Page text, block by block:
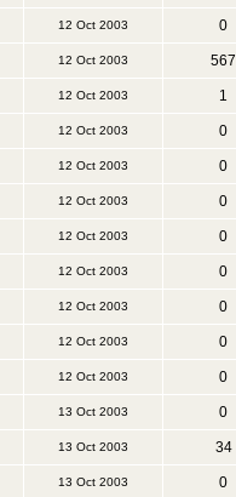
12 Oct 2003 0
12 Oct 2003 567
12 Oct 2003 1
12 Oct 2003 0
12 Oct 2003 0
12 Oct 2003 0
12 Oct 2003 0
12 Oct 2003 0
12 Oct 2003 0
12 Oct 2003 0
12 Oct 2003 0
13 Oct 2003 0
13 Oct 2003 34
13 Oct 2003 0